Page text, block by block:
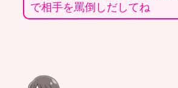
で相手を罵倒しだしてね